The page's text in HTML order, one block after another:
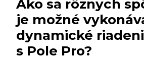
Ako sa rôznych
je možné
dynamické
s Pole Pro?